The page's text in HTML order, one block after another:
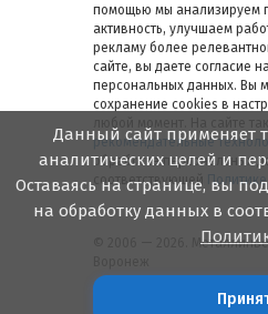
помощью мы анализируем
активность, улучшаем
рекламу более
сайте, вы даете согласие
персональных данных. Вы
сохранение cookies в
рекомендательные
обработке персональных
соответствующей
Политике
© 2006 — 2026.
Данный сайт применяет
аналитических целей и
Оставаясь на странице, вы
на обработку данных в